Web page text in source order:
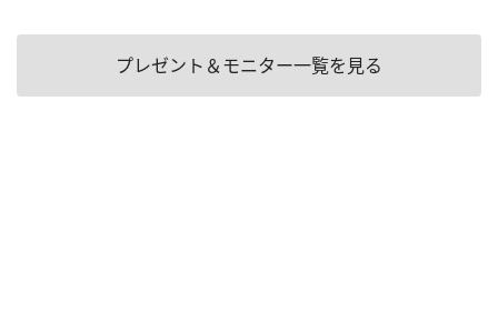
プレゼント＆モニター一覧を見る